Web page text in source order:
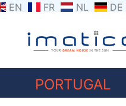
EN FR NL DE
PORTUGAL